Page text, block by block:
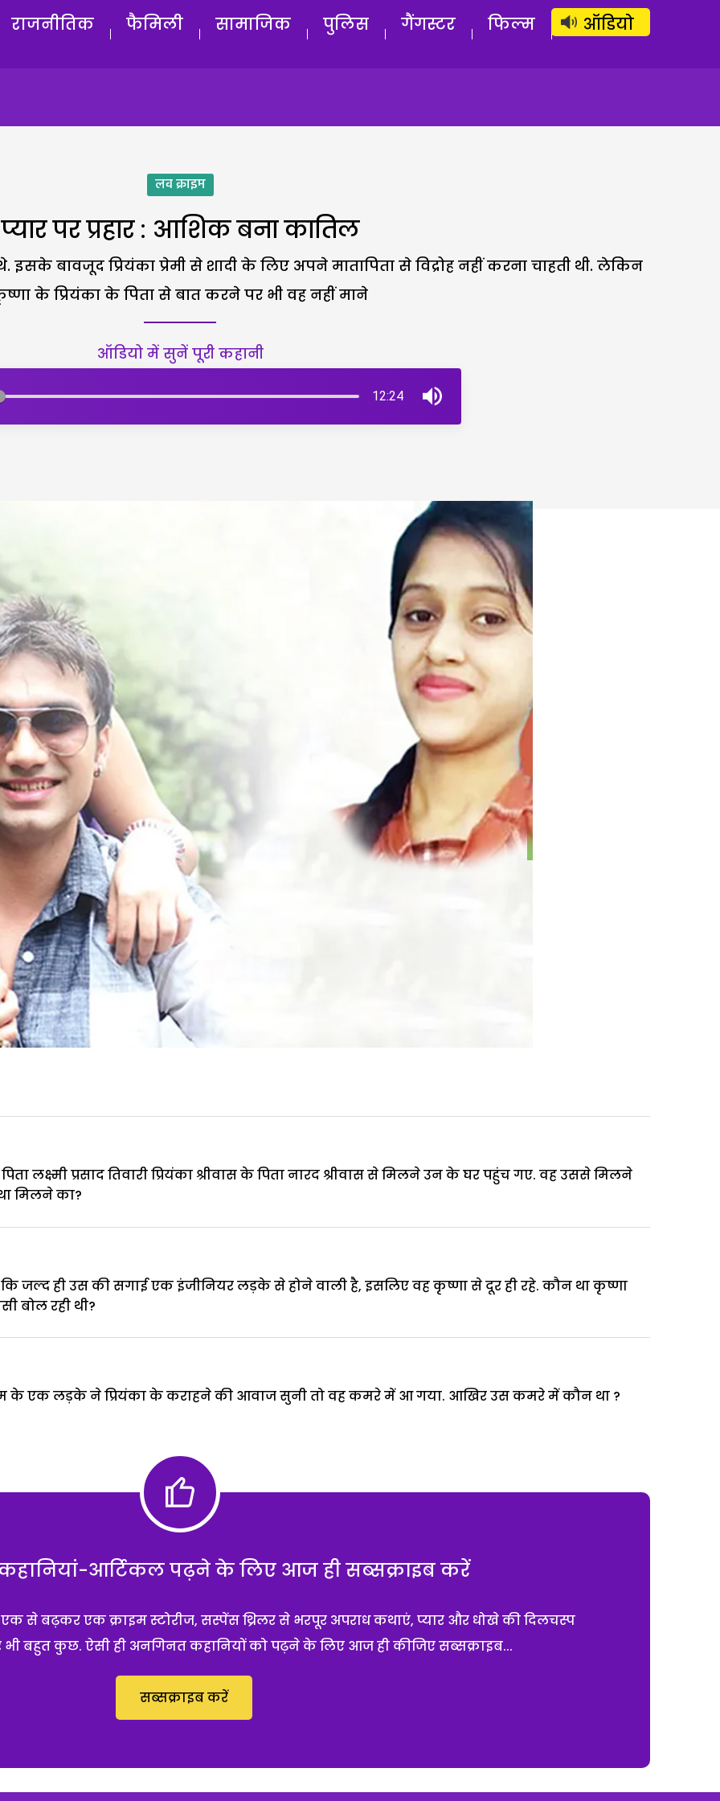
लॉग इन सब्सक्राइब करें
राजनीतिक फैमिली सामाजिक पुलिस गैंगस्टर फिल्म ऑडियो
लव क्राइम
प्यार पर प्रहार : आशिक बना कातिल
बावजूद प्रियंका प्रेमी से शादी के लिए अपने मातापिता से विद्रोह नहीं करना चाहती थी. लेकिन
के प्रियंका के पिता से बात करने पर भी वह नहीं माने
ऑडियो में सुनें पूरी कहानी
12:24
लक्ष्मी प्रसाद तिवारी प्रियंका श्रीवास के पिता नारद श्रीवास से मिलने उन के घर पहुंच गए. वह उससे मिलने
मिलने का?
जल्द ही उस की सगाई एक इंजीनियर लड़के से होने वाली है, इसलिए वह कृष्णा से दूर ही रहे. कौन था कृष्णा
बोल रही थी?
के एक लड़के ने प्रियंका के कराहने की आवाज सुनी तो वह कमरे में आ गया. आखिर उस कमरे में कौन था ?
आर्टिकल पढ़ने के लिए आज ही सब्सक्राइब करें
से बढ़कर एक क्राइम स्टोरीज, सस्पेंस थ्रिलर से भरपूर अपराध कथाएं, प्यार और धोखे की दिलचस्प
भी बहुत कुछ. ऐसी ही अनगिनत कहानियों को पढ़ने के लिए आज ही कीजिए सब्सक्राइब...
सब्सक्राइब करें